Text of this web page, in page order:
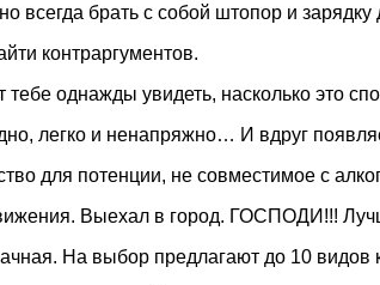
всегда брать с собой штопор и
контраргументов.
тебе однажды увидеть, насколько это
легко и ненапряжно… И вдруг
для потенции, не совместимое с
Выехал в город. ГОСПОДИ!!!
На выбор предлагают до 10 видов